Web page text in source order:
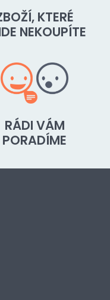
KTERÉ
NEKOUPÍTE
RÁDI VÁM
PORADÍME